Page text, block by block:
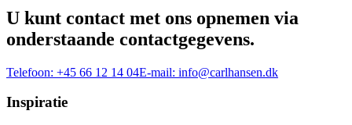
U kunt contact met ons opnemen via
onderstaande contactgegevens.
Telefoon: +45 66 12 14 04E-mail: info@carlhansen.dk
Inspiratie